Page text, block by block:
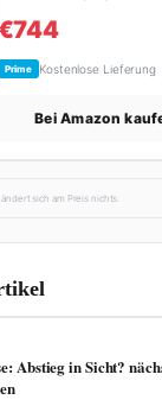
Prime Kostenlose Lieferung
Bei Amazon
sich am Preis nichts.
Abstieg in Sicht?